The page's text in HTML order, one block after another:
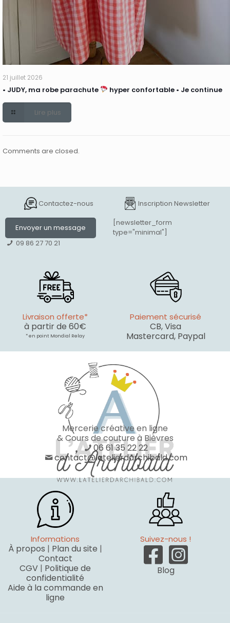
21 juillet 2026
• JUDY, ma robe parachute hyper confortable • Je continue
Lire plus
Comments are closed.
Contactez-nous
Envoyer un message
09 86 27 70 21
Inscription Newsletter
[newsletter_form
type="minimal"]
Livraison offerte*
à partir de 60€
* en point Mondial Relay
Paiement sécurisé
CB, Visa
Mastercard, Paypal
Mercerie créative en ligne
& Cours de couture à Bièvres
06 61 35 22 22
contact@latelierdarchibald.com
Informations
À propos | Plan du site |
Contact
CGV | Politique de
confidentialité
Aide à la commande en
ligne
Suivez-nous !
Blog